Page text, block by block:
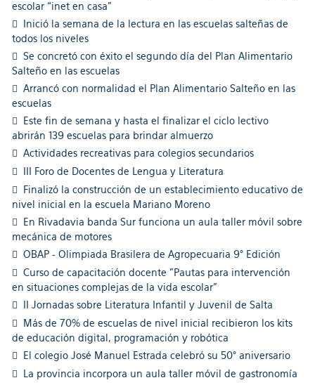
escolar “inet en casa”
Inició la semana de la lectura en las escuelas salteñas de
todos los niveles
Se concretó con éxito el segundo día del Plan Alimentario
Salteño en las escuelas
Arrancó con normalidad el Plan Alimentario Salteño en las
escuelas
Este fin de semana y hasta el finalizar el ciclo lectivo
abrirán 139 escuelas para brindar almuerzo
Actividades recreativas para colegios secundarios
III Foro de Docentes de Lengua y Literatura
Finalizó la construcción de un establecimiento educativo de
nivel inicial en la escuela Mariano Moreno
En Rivadavia banda Sur funciona un aula taller móvil sobre
mecánica de motores
OBAP - Olimpiada Brasilera de Agropecuaria 9° Edición
Curso de capacitación docente "Pautas para intervención
en situaciones complejas de la vida escolar"
II Jornadas sobre Literatura Infantil y Juvenil de Salta
Más de 70% de escuelas de nivel inicial recibieron los kits
de educación digital, programación y robótica
El colegio José Manuel Estrada celebró su 50° aniversario
La provincia incorpora un aula taller móvil de gastronomía